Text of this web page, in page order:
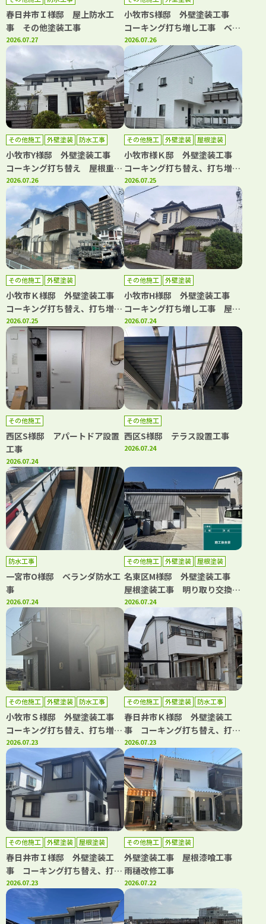
春日井市Ｉ様邸 屋上防水工
事 その他塗装工事
2026.07.27
小牧市S様邸 外壁塗装工事
コーキング打ち増し工事 ベラ
ンダトップコート工事
2026.07.26
その他施工 外壁塗装 防水工事
小牧市Y様邸 外壁塗装工事
コーキング打ち替え 屋根重ね
葺き工事 ベランダ防水工事
水道管カバー取り換え工事
2026.07.26
その他施工 外壁塗装 屋根塗装
小牧市様Ｋ邸 外壁塗装工事
コーキング打ち替え、打ち増し
工事 屋根塗装工事 ベランダ
トップコート工事
2026.07.25
その他施工 外壁塗装
小牧市Ｋ様邸 外壁塗装工事
コーキング打ち替え、打ち増し
工事 屋根カバー工事 ベラン
ダトップコート工事
2026.07.25
その他施工 外壁塗装
小牧市H様邸 外壁塗装工事
コーキング打ち増し工事 屋根
漆喰工事
2026.07.24
その他施工
西区S様邸 アパートドア設置
工事
2026.07.24
その他施工
西区S様邸 テラス設置工事
2026.07.24
防水工事
一宮市O様邸 ベランダ防水工
事
2026.07.24
その他施工 外壁塗装 屋根塗装
名東区M様邸 外壁塗装工事
屋根塗装工事 明り取り交換工
事 ボルトキャップ設置工事
2026.07.24
その他施工 外壁塗装 防水工事
小牧市Ｓ様邸 外壁塗装工事
コーキング打ち替え、打ち増し
工事 ベランダ防水工事
2026.07.23
その他施工 外壁塗装 防水工事
春日井市Ｋ様邸 外壁塗装工
事 コーキング打ち替え、打ち
増し工事 ベランダ防水工事
屋根漆喰工事
2026.07.23
その他施工 外壁塗装
屋根塗装
防水工事
春日井市Ｉ様邸 外壁塗装工
事 コーキング打ち替え、打ち
増し工事 屋根塗装工事 防水
工事
2026.07.23
その他施工 外壁塗装
外壁塗装工事 屋根漆喰工事
雨樋改修工事
2026.07.22